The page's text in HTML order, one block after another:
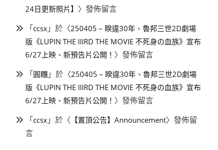
24日更新照片】 〉發佈留言
「ccsx 」於〈250405 – 睽違30年、魯邦三世2D劇場
版《LUPIN THE IIIRD THE MOVIE 不死身の血族》宣布
6/27上映、新預告片公開！ 〉發佈留言
「圓糰 」於〈250405 – 睽違30年、魯邦三世2D劇場
版《LUPIN THE IIIRD THE MOVIE 不死身の血族》宣布
6/27上映、新預告片公開！ 〉發佈留言
「ccsx 」於〈 【置頂公告】Announcement〉發佈留
言